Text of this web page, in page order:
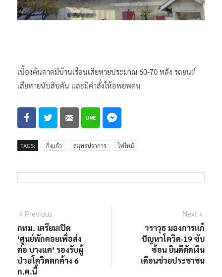
เบื้องต้นคาดมีบ้านเรือนเสียหายประมาณ 60-70 หลัง รถยนต์
เสียหายนับสิบคัน และมีคำสั่งให้อพยพคน
TAGS: กิ่งแก้ว สมุทรปราการ ไฟไหม้
แนะแนว
เรื่อง
PreviousPrevious
post:
กทม. เตรียมเปิด
‘ศูนย์พักคอยเพื่อส่ง
ต่อ บางแค’ รองรับผู้
ป่วยโควิดตกค้าง 6
ก.ค.นี้
Next
post:
วราวุธ มองการแก้
ปัญหาโควิด-19 ซับ
ซ้อน ยินดีตัดเงิน
เดือนช่วยประชาชน